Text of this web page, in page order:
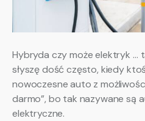
Hybryda czy może elektryk …
słyszę dość często, kiedy
nowoczesne auto z
darmo”, bo tak nazywane są
elektryczne.